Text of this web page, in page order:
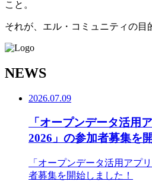
こと。
それが、エル・コミュニティの目
NEWS
2026.07.09
「オープンデータ活用
2026」の参加者募集を
「オープンデータ活用アプ
者募集を開始しました！